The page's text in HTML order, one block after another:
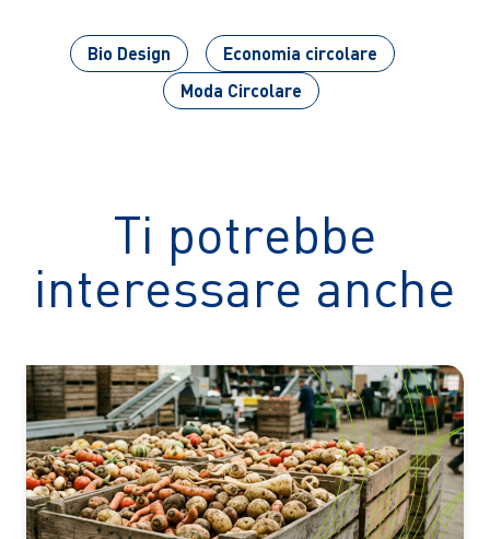
Bio Design
Economia circolare
Moda Circolare
Ti potrebbe
interessare anche